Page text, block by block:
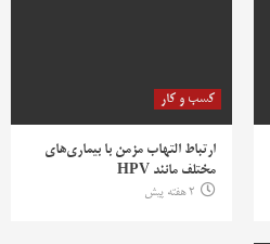
کسب و کار
ارتباط التهاب مزمن با بیماری‌های
مختلف مانند HPV
2 هفته پیش